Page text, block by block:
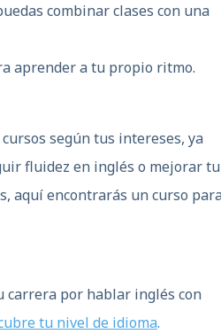
combinar clases con una
aprender a tu propio ritmo.
según tus intereses, ya
fluidez en inglés o mejorar tu
aquí encontrarás un curso
carrera por hablar inglés con
tu nivel de idioma.